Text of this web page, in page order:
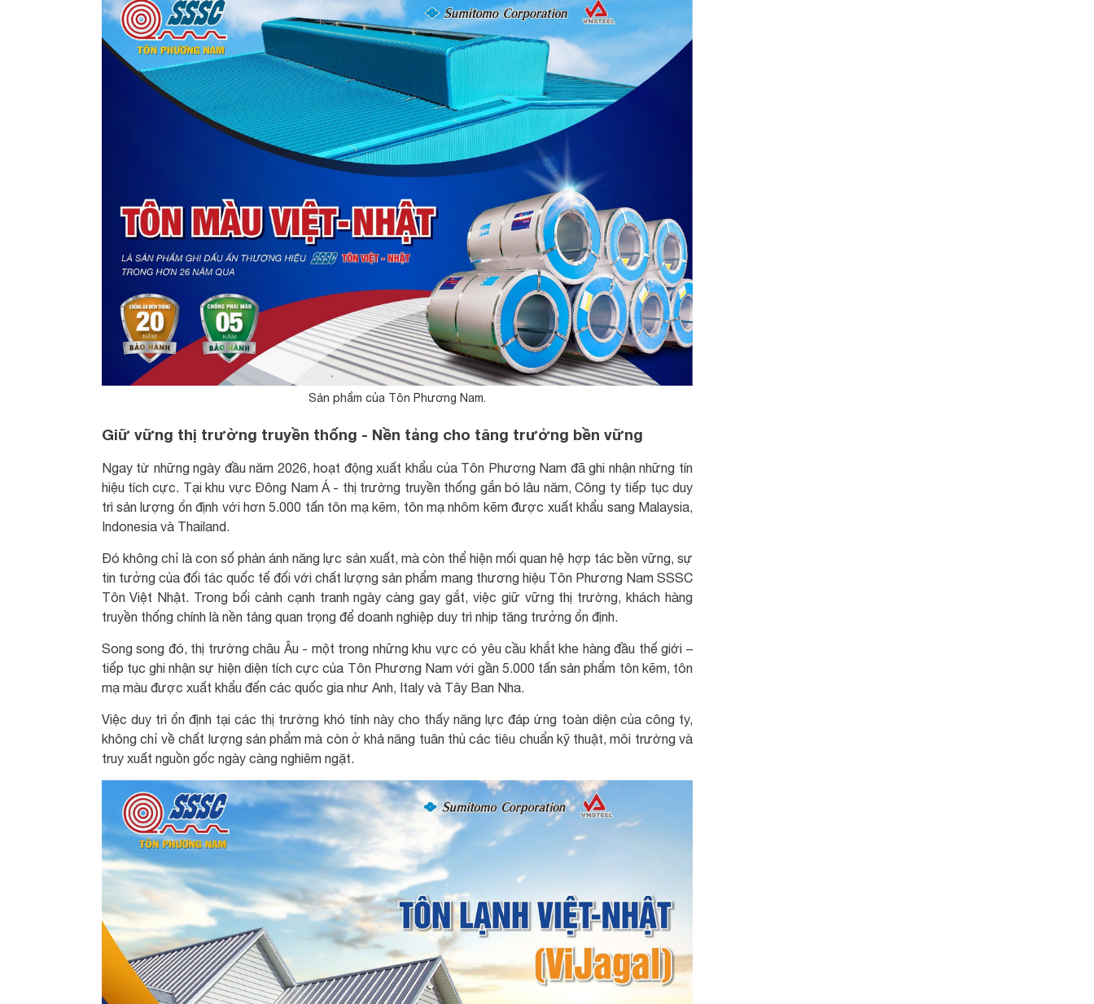
Sản phẩm của Tôn Phương Nam.
Giữ vững thị trường truyền thống - Nền tảng cho tăng trưởng bền vững
Ngay từ những ngày đầu năm 2026, hoạt động xuất khẩu của Tôn Phương Nam đã ghi nhận những tín
hiệu tích cực. Tại khu vực Đông Nam Á - thị trường truyền thống gắn bó lâu năm, Công ty tiếp tục duy
trì sản lượng ổn định với hơn 5.000 tấn tôn mạ kẽm, tôn mạ nhôm kẽm được xuất khẩu sang Malaysia,
Indonesia và Thailand.
Đó không chỉ là con số phản ánh năng lực sản xuất, mà còn thể hiện mối quan hệ hợp tác bền vững, sự
tin tưởng của đối tác quốc tế đối với chất lượng sản phẩm mang thương hiệu Tôn Phương Nam SSSC
Tôn Việt Nhật. Trong bối cảnh cạnh tranh ngày càng gay gắt, việc giữ vững thị trường, khách hàng
truyền thống chính là nền tảng quan trọng để doanh nghiệp duy trì nhịp tăng trưởng ổn định.
Song song đó, thị trường châu Âu - một trong những khu vực có yêu cầu khắt khe hàng đầu thế giới –
tiếp tục ghi nhận sự hiện diện tích cực của Tôn Phương Nam với gần 5.000 tấn sản phẩm tôn kẽm, tôn
mạ màu được xuất khẩu đến các quốc gia như Anh, Italy và Tây Ban Nha.
Việc duy trì ổn định tại các thị trường khó tính này cho thấy năng lực đáp ứng toàn diện của công ty,
không chỉ về chất lượng sản phẩm mà còn ở khả năng tuân thủ các tiêu chuẩn kỹ thuật, môi trường và
truy xuất nguồn gốc ngày càng nghiêm ngặt.